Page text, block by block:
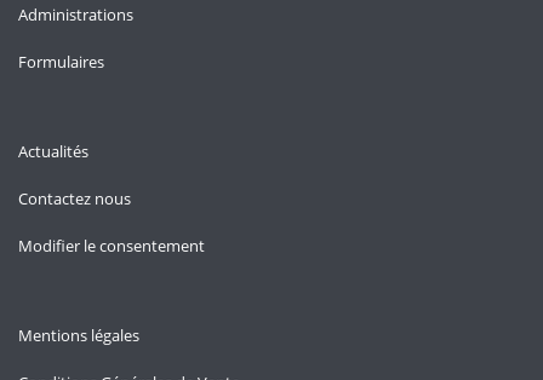
Administrations
Formulaires
Actualités
Contactez nous
Modifier le consentement
Mentions légales